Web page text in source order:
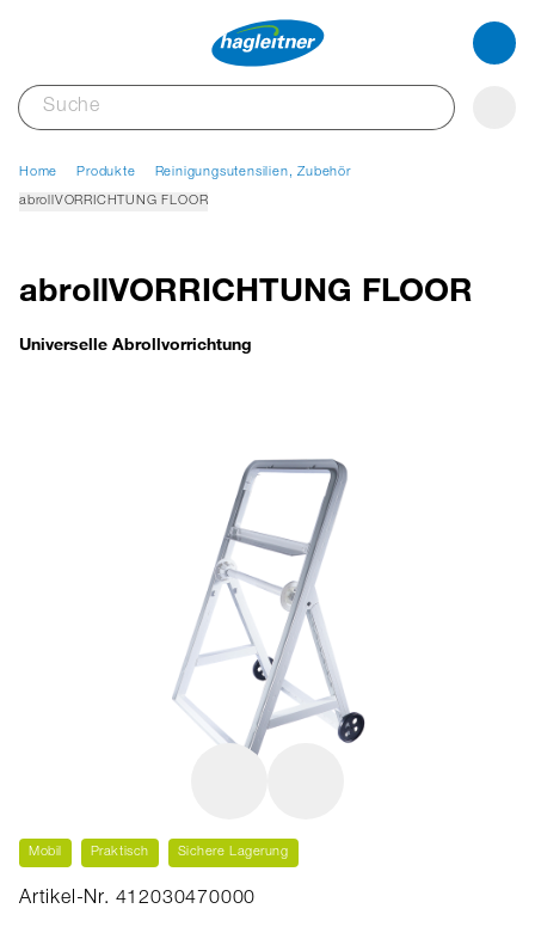
Home Produkte Reinigungsutensilien, Zubehör
abrollVORRICHTUNG FLOOR
abrollVORRICHTUNG FLOOR
Universelle Abrollvorrichtung
Mobil Praktisch Sichere Lagerung
Artikel-Nr. 412030470000